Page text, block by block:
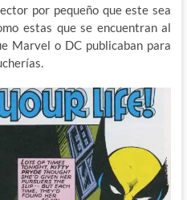
por pequeño que este sea
estas que se encuentran al
Marvel o DC publicaban para